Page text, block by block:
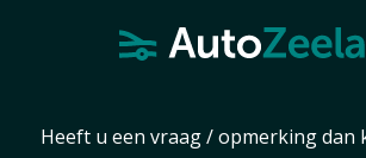
Heeft u een vraag / opmerking